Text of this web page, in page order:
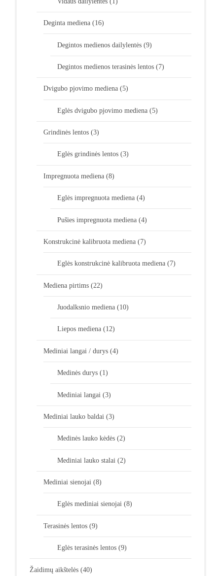
Deginta mediena (16)
Degintos medienos dailylentės (9)
Degintos medienos terasinės lentos (7)
Dvigubo pjovimo mediena (5)
Eglės dvigubo pjovimo mediena (5)
Grindinės lentos (3)
Eglės grindinės lentos (3)
Impregnuota mediena (8)
Eglės impregnuota mediena (4)
Pušies impregnuota mediena (4)
Konstrukcinė kalibruota mediena (7)
Eglės konstrukcinė kalibruota mediena (7)
Mediena pirtims (22)
Juodalksnio mediena (10)
Liepos mediena (12)
Mediniai langai / durys (4)
Medinės durys (1)
Mediniai langai (3)
Mediniai lauko baldai (3)
Medinės lauko kėdės (2)
Mediniai lauko stalai (2)
Mediniai sienojai (8)
Eglės mediniai sienojai (8)
Terasinės lentos (9)
Eglės terasinės lentos (9)
Žaidimų aikštelės (40)